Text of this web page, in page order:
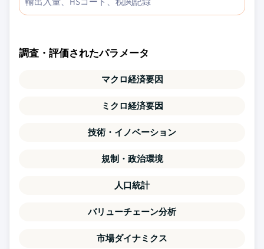
調査・評価されたパラメータ
マクロ経済要因
ミクロ経済要因
技術・イノベーション
規制・政治環境
人口統計
バリューチェーン分析
市場ダイナミクス